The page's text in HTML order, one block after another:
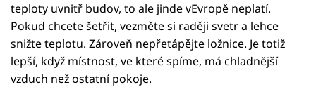
teploty uvnitř budov, to ale jinde vEvropě neplatí.
Pokud chcete šetřit, vezměte si raději svetr a lehce
snižte teplotu. Zároveň nepřetápějte ložnice. Je totiž
lepší, když místnost, ve které spíme, má chladnější
vzduch než ostatní pokoje.